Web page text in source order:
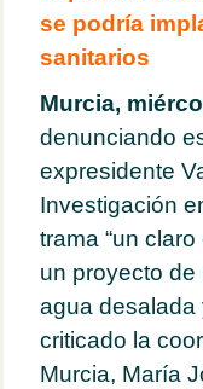
se podría
sanitarios
Murcia,
denunciando
expresidente
Investigación
trama “un
un proyecto
agua desalada
criticado la
Murcia, María